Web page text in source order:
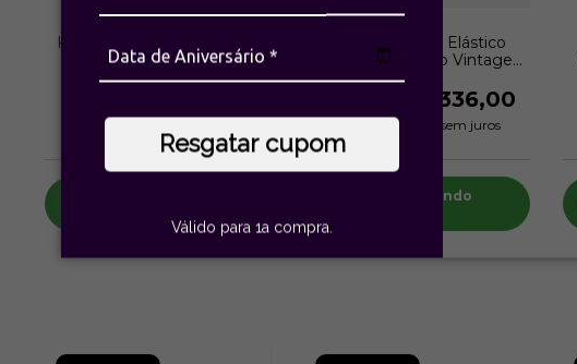
Resgatar cupom
Válido para 1a compra.
Kit de Duas Pulseiras Floral
Orégano Ouro Velho |
Camila Klein
x de
Pulseira Punho Elástico
Laço Tailleur Ouro Vintage |
Monica Di Creddo
R$336,00
R$168,00 sem juros
Avise-me quando